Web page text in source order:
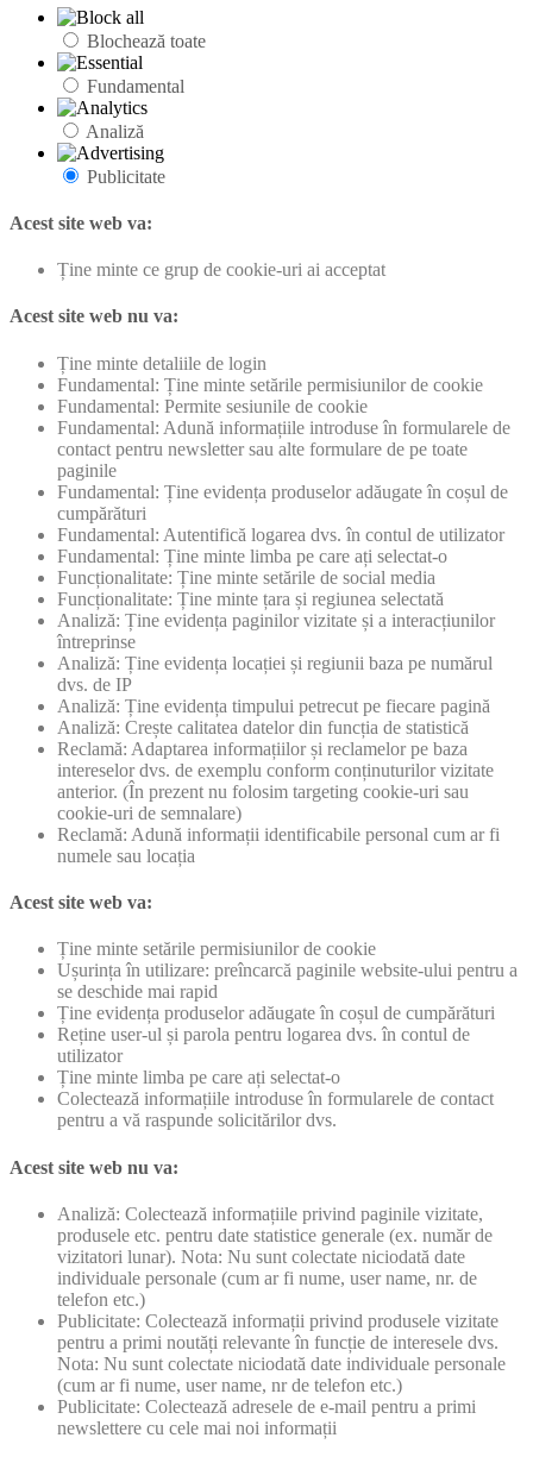
Blochează toate
Fundamental
Analiză
Publicitate
Acest site web va:
Ține minte ce grup de cookie-uri ai acceptat
Acest site web nu va:
Ține minte detaliile de login
Fundamental: Ține minte setările permisiunilor de cookie
Fundamental: Permite sesiunile de cookie
Fundamental: Adună informațiile introduse în formularele de
contact pentru newsletter sau alte formulare de pe toate
paginile
Fundamental: Ține evidența produselor adăugate în coșul de
cumpărături
Fundamental: Autentifică logarea dvs. în contul de utilizator
Fundamental: Ține minte limba pe care ați selectat-o
Funcționalitate: Ține minte setările de social media
Funcționalitate: Ține minte țara și regiunea selectată
Analiză: Ține evidența paginilor vizitate și a interacțiunilor
întreprinse
Analiză: Ține evidența locației și regiunii baza pe numărul
dvs. de IP
Analiză: Ține evidența timpului petrecut pe fiecare pagină
Analiză: Crește calitatea datelor din funcția de statistică
Reclamă: Adaptarea informațiilor și reclamelor pe baza
intereselor dvs. de exemplu conform conținuturilor vizitate
anterior. (În prezent nu folosim targeting cookie-uri sau
cookie-uri de semnalare)
Reclamă: Adună informații identificabile personal cum ar fi
numele sau locația
Acest site web va:
Ține minte setările permisiunilor de cookie
Ușurința în utilizare: preîncarcă paginile website-ului pentru a
se deschide mai rapid
Ține evidența produselor adăugate în coșul de cumpărături
Reține user-ul și parola pentru logarea dvs. în contul de
utilizator
Ține minte limba pe care ați selectat-o
Colectează informațiile introduse în formularele de contact
pentru a vă raspunde solicitărilor dvs.
Acest site web nu va:
Analiză: Colectează informațiile privind paginile vizitate,
produsele etc. pentru date statistice generale (ex. număr de
vizitatori lunar). Nota: Nu sunt colectate niciodată date
individuale personale (cum ar fi nume, user name, nr. de
telefon etc.)
Publicitate: Colectează informații privind produsele vizitate
pentru a primi noutăți relevante în funcție de interesele dvs.
Nota: Nu sunt colectate niciodată date individuale personale
(cum ar fi nume, user name, nr de telefon etc.)
Publicitate: Colectează adresele de e-mail pentru a primi
newslettere cu cele mai noi informații